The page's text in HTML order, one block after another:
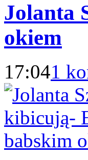
Jolanta
okiem
17:041